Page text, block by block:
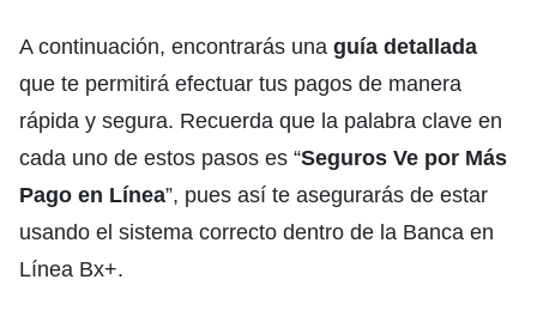
A continuación, encontrarás una guía detallada
que te permitirá efectuar tus pagos de manera
rápida y segura. Recuerda que la palabra clave en
cada uno de estos pasos es “Seguros Ve por Más
Pago en Línea”, pues así te asegurarás de estar
usando el sistema correcto dentro de la Banca en
Línea Bx+.